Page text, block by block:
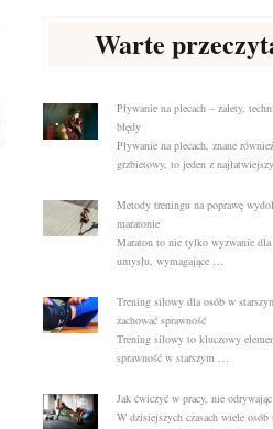
Warte
Pływanie na plecach – zalety,
błędy
Pływanie na plecach, znane
grzbietowy, to jeden z
Metody treningu na poprawę
maratonie
Maraton to nie tylko wyzwanie dla
umysłu, wymagające …
Trening siłowy dla osób w
zachować sprawność
Trening siłowy to kluczowy
sprawność w starszym …
Jak ćwiczyć w pracy, nie
W dzisiejszych czasach wiele osób